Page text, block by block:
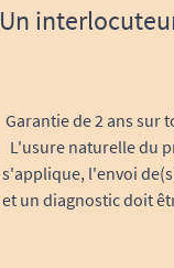
Un
Garantie de 2 ans
L'usure naturelle du
s'applique, l'envoi
et un diagnostic doit